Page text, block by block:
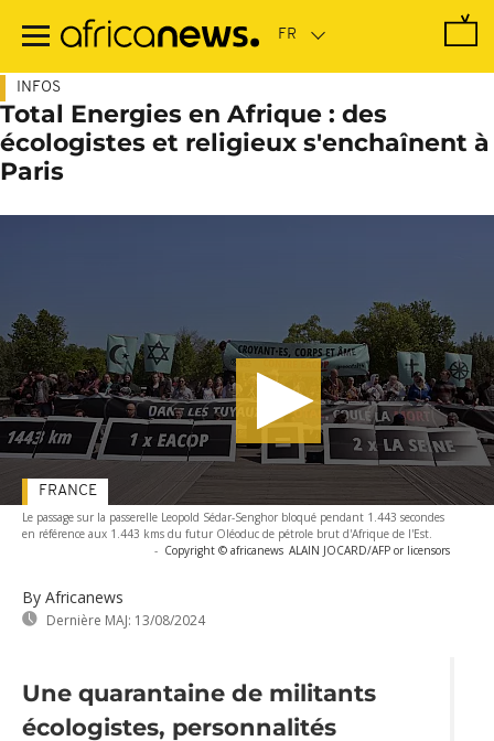
contenu
INFOS
Total Energies en Afrique : des
écologistes et religieux s'enchaînent à
Paris
Le passage sur la passerelle Leopold Sédar-Senghor bloqué pendant 1.443 secondes
en référence aux 1.443 kms du futur Oléoduc de pétrole brut d'Afrique de l'Est.
- Copyright © africanews ALAIN JOCARD/AFP or licensors
By Africanews
Dernière MAJ: 13/08/2024
FRANCE
Une quarantaine de militants
écologistes, personnalités